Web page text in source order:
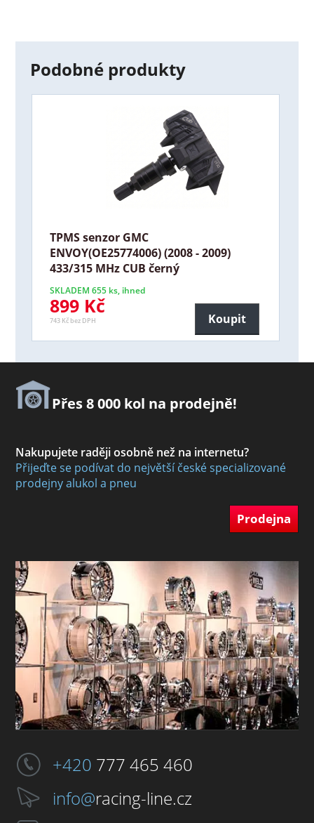
Podobné produkty
TPMS senzor GMC
ENVOY(OE25774006) (2008 - 2009)
433/315 MHz CUB černý
SKLADEM 655 ks, ihned
899 Kč
743 Kč bez DPH Koupit
Přes 8 000 kol na prodejně!
Nakupujete raději osobně než na internetu?
Přijeďte se podívat do největší české specializované
prodejny alukol a pneu
Prodejna
+420 777 465 460
info@racing-line.cz